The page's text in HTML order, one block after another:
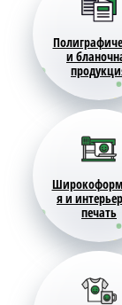
и
я и
печать